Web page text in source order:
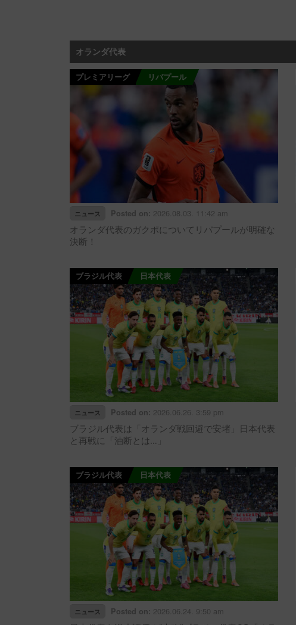
オランダ代表
プレミアリーグ リバプール
ニュース Posted on: 2026.08.03. 11:42 am
オランダ代表のガクポについてリバプールが明確な
決断！
ブラジル代表 日本代表
ニュース Posted on: 2026.06.26. 3:59 pm
ブラジル代表は「オランダ戦回避で安堵」日本代表
と再戦に「油断とは…」
ブラジル代表 日本代表
ニュース Posted on: 2026.06.24. 9:50 am